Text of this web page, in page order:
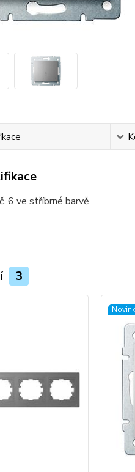
6 ve stříbrné barvě.
3